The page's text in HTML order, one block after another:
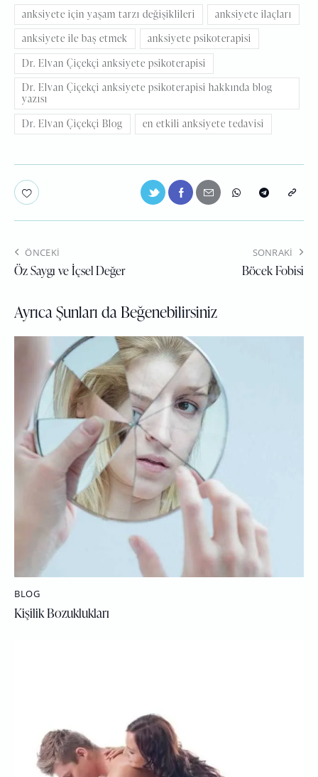
anksiyete için yaşam tarzı değişiklileri
anksiyete ilaçları
anksiyete ile baş etmek
anksiyete psikoterapisi
Dr. Elvan Çiçekçi anksiyete psikoterapisi
Dr. Elvan Çiçekçi anksiyete psikoterapisi hakkında blog
yazısı
Dr. Elvan Çiçekçi Blog
en etkili anksiyete tedavisi
ÖNCEKI
Öz Saygı ve İçsel Değer
SONRAKI
Böcek Fobisi
Ayrıca Şunları da Beğenebilirsiniz
BLOG
Kişilik Bozuklukları